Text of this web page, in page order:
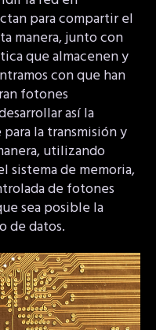
para compartir el
manera, junto con
que almacenen y
con que han
fotones
así la
la transmisión y
utilizando
sistema de memoria,
de fotones
sea posible la
de datos.